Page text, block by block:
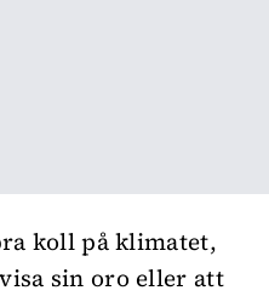
koll på klimatet,
sin oro eller att